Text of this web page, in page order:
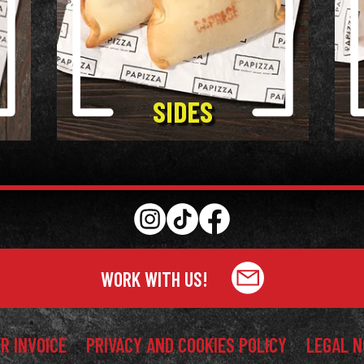
SIDES
WORK WITH US!
INVOICE PRIVACY AND COOKIES POLICY LEGAL